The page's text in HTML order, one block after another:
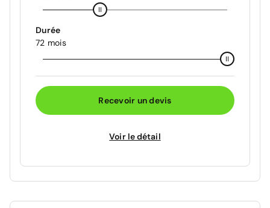
Durée
72 mois
Recevoir un devis
Voir le détail